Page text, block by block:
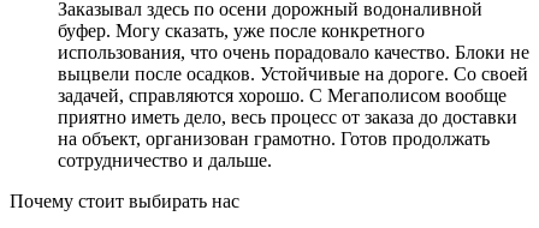
Заказывал здесь по осени дорожный водоналивной
буфер. Могу сказать, уже после конкретного
использования, что очень порадовало качество. Блоки не
выцвели после осадков. Устойчивые на дороге. Со своей
задачей, справляются хорошо. С Мегаполисом вообще
приятно иметь дело, весь процесс от заказа до доставки
на объект, организован грамотно. Готов продолжать
сотрудничество и дальше.
Почему стоит выбирать нас